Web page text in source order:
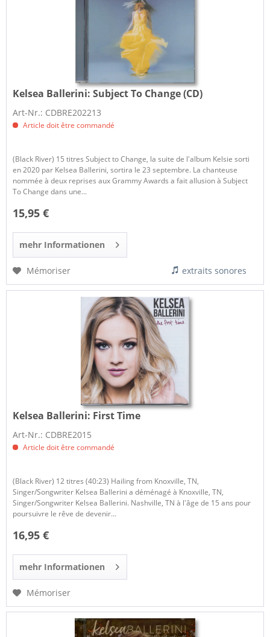
Kelsea Ballerini: Subject To Change (CD)
Art-Nr.: CDBRE202213
Article doit être commandé
(Black River) 15 titres Subject to Change, la suite de l'album Kelsie sorti
en 2020 par Kelsea Ballerini, sortira le 23 septembre. La chanteuse
nommée à deux reprises aux Grammy Awards a fait allusion à Subject
To Change dans une...
15,95 €
mehr Informationen
Mémoriser extraits sonores
Kelsea Ballerini: First Time
Art-Nr.: CDBRE2015
Article doit être commandé
(Black River) 12 titres (40:23) Hailing from Knoxville, TN,
Singer/Songwriter Kelsea Ballerini a déménagé à Knoxville, TN,
Singer/Songwriter Kelsea Ballerini. Nashville, TN à l'âge de 15 ans pour
poursuivre le rêve de devenir...
16,95 €
mehr Informationen
Mémoriser